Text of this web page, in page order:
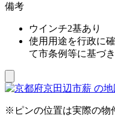
備考
ウインチ2基あり
使用用途を行政に
て市条例等に基づ
※ピンの位置は実際の物